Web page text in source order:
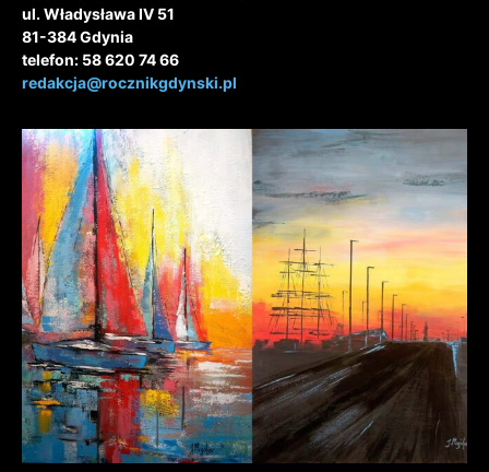
ul. Władysława IV 51
81-384 Gdynia
telefon: 58 620 74 66
redakcja@rocznikgdynski.pl